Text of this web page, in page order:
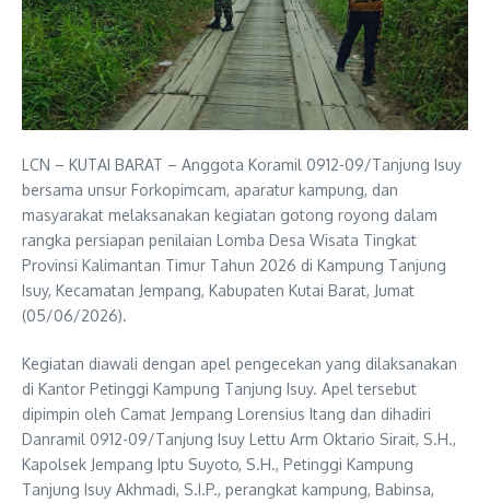
LCN – KUTAI BARAT – Anggota Koramil 0912-09/Tanjung Isuy
bersama unsur Forkopimcam, aparatur kampung, dan
masyarakat melaksanakan kegiatan gotong royong dalam
rangka persiapan penilaian Lomba Desa Wisata Tingkat
Provinsi Kalimantan Timur Tahun 2026 di Kampung Tanjung
Isuy, Kecamatan Jempang, Kabupaten Kutai Barat, Jumat
(05/06/2026).
Kegiatan diawali dengan apel pengecekan yang dilaksanakan
di Kantor Petinggi Kampung Tanjung Isuy. Apel tersebut
dipimpin oleh Camat Jempang Lorensius Itang dan dihadiri
Danramil 0912-09/Tanjung Isuy Lettu Arm Oktario Sirait, S.H.,
Kapolsek Jempang Iptu Suyoto, S.H., Petinggi Kampung
Tanjung Isuy Akhmadi, S.I.P., perangkat kampung, Babinsa,